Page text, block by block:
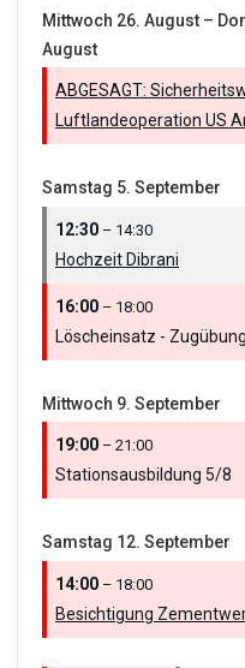
Mittwoch 26. August –
August
ABGESAGT:
Luftlandeoperation US
Samstag 5. September
12:30 – 14:30
Hochzeit Dibrani
16:00 – 18:00
Löscheinsatz - Zugübung
Mittwoch 9. September
19:00 – 21:00
Stationsausbildung 5/8
Samstag 12. September
14:00 – 18:00
Besichtigung